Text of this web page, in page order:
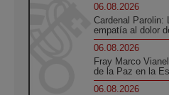
06.08.2026
Cardenal Parolin:
empatía al dolor
06.08.2026
Fray Marco
de la Paz en la
06.08.2026